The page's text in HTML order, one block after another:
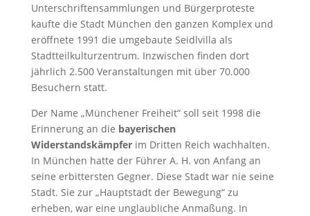
Unterschriftensammlungen und Bürgerproteste
kaufte die Stadt München den ganzen Komplex und
eröffnete 1991 die umgebaute Seidlvilla als
Stadtteilkulturzentrum. Inzwischen finden dort
jährlich 2.500 Veranstaltungen mit über 70.000
Besuchern statt.
Der Name „Münchener Freiheit“ soll seit 1998 die
Erinnerung an die bayerischen
Widerstandskämpferim Dritten Reich wachhalten.
In München hatte der Führer A. H. von Anfang an
seine erbittersten Gegner. Diese Stadt war nie seine
Stadt. Sie zur „Hauptstadt der Bewegung“ zu
erheben, war eine unglaubliche Anmaßung. In